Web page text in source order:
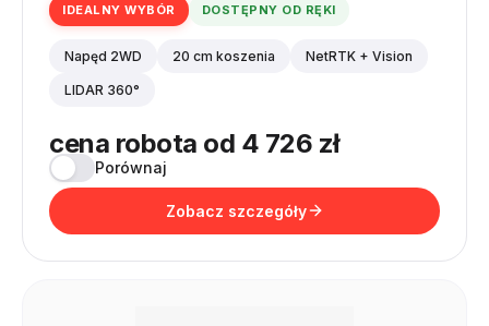
IDEALNY WYBÓR DOSTĘPNY OD RĘKI
Napęd 2WD 20 cm koszenia NetRTK + Vision
LIDAR 360°
cena robota od 4 726 zł
Porównaj
Zobacz szczegóły